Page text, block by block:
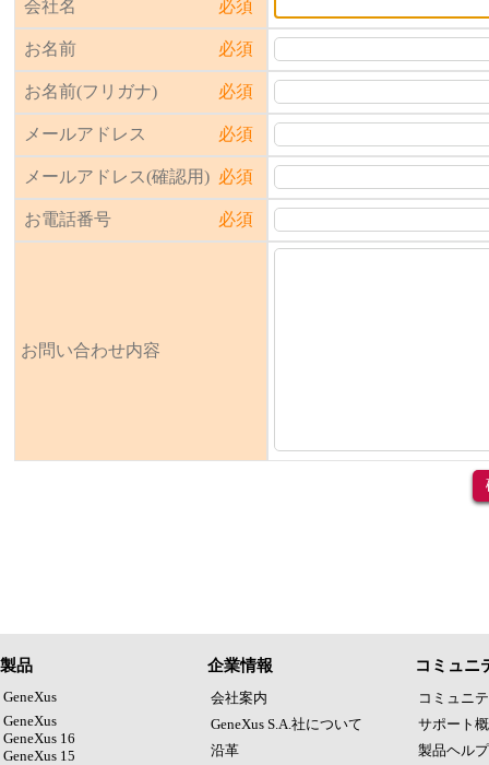
製品
GeneXus
GeneXus
GeneXus 16
GeneXus 15
企業情報
会社案内
GeneXus S.A.社について
沿革
コミュニ
コミュニ
サポート
製品ヘル